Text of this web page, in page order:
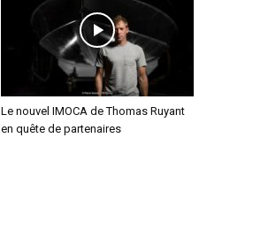
Le nouvel IMOCA de Thomas Ruyant
en quête de partenaires